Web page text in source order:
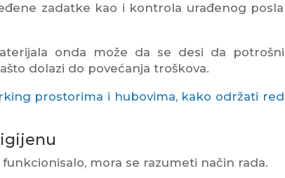
zadatke kao i kontrola urađenog posla
onda može da se desi da potrošni
dolazi do povećanja troškova.
prostorima i hubovima, kako održati red
funkcionisalo, mora se razumeti način rada.